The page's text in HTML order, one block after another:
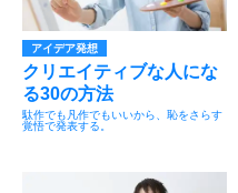
アイデア発想
クリエイティブな人にな
る30の方法
駄作でも凡作でもいいから、恥をさらす
覚悟で発表する。